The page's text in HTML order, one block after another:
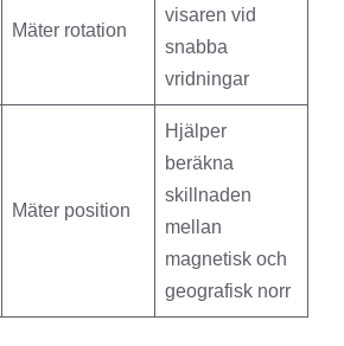
Mäter rotation
visaren vid
snabba
vridningar
Mäter position
Hjälper
beräkna
skillnaden
mellan
magnetisk och
geografisk norr